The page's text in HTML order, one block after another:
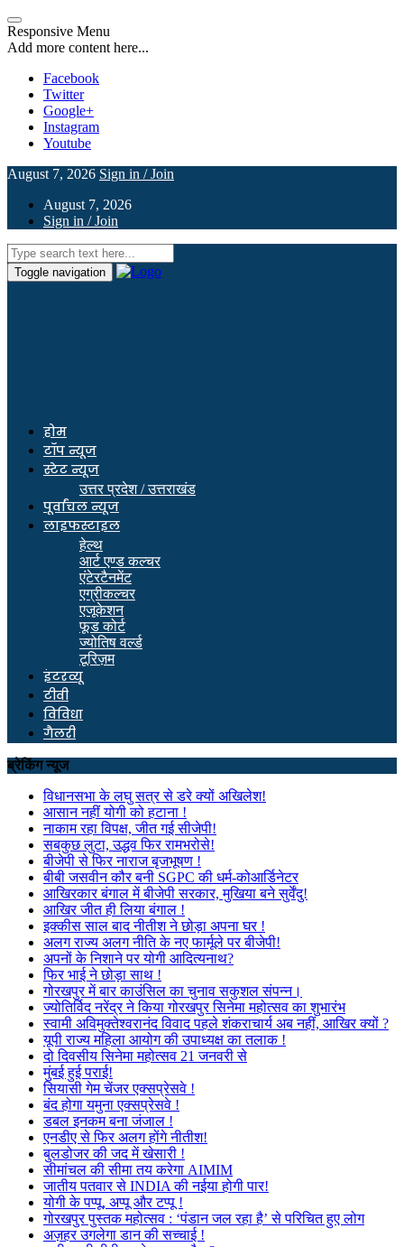
Responsive Menu
Add more content here...
Facebook
Twitter
Google+
Instagram
Youtube
August 7, 2026 Sign in / Join
August 7, 2026
Sign in / Join
Toggle navigation
होम
टॉप न्यूज
स्टेट न्यूज
उत्तर प्रदेश / उत्तराखंड
पूर्वांचल न्यूज
लाइफस्टाइल
हेल्थ
आर्ट एण्ड कल्चर
एंटेरटैनमेंट
एग्रीकल्चर
एजूकेशन
फूड कोर्ट
ज्योतिष वर्ल्ड
टूरिज़म
इंटरव्यू
टीवी
विविधा
गैलरी
ब्रेकिंग न्यूज
विधानसभा के लघु सत्र से डरे क्यों अखिलेश!
आसान नहीं योगी को हटाना !
नाकाम रहा विपक्ष, जीत गई सीजेपी!
सबकुछ लुटा, उद्धव फिर रामभरोसे!
बीजेपी से फिर नाराज बृजभूषण !
बीबी जसवीन कौर बनी SGPC की धर्म-कोआर्डिनेटर
आखिरकार बंगाल में बीजेपी सरकार, मुखिया बने सुर्वेंदु!
आखिर जीत ही लिया बंगाल !
इक्कीस साल बाद नीतीश ने छोड़ा अपना घर !
अलग राज्य अलग नीति के नए फार्मूले पर बीजेपी!
अपनों के निशाने पर योगी आदित्यनाथ?
फिर भाई ने छोड़ा साथ !
गोरखपुर में बार काउंसिल का चुनाव सकुशल संपन्न।
ज्योतिर्विद नरेंद्र ने किया गोरखपुर सिनेमा महोत्सव का शुभारंभ
स्वामी अविमुक्तेश्वरानंद विवाद पहले शंकराचार्य अब नहीं, आखिर क्यों ?
यूपी राज्य महिला आयोग की उपाध्यक्ष का तलाक !
दो दिवसीय सिनेमा महोत्सव 21 जनवरी से
मुंबई हुई पराई!
सियासी गेम चेंजर एक्सप्रेसवे !
बंद होगा यमुना एक्सप्रेसवे !
डबल इनकम बना जंजाल !
एनडीए से फिर अलग होंगे नीतीश!
बुलडोजर की जद में खेसारी !
सीमांचल की सीमा तय करेगा AIMIM
जातीय पतवार से INDIA की नईया होगी पार!
योगी के पप्पू, अप्पू और टप्पू !
गोरखपुर पुस्तक महोत्सव : ‘पंडान जल रहा है’ से परिचित हुए लोग
अज़हर उगलेगा डान की सच्चाई !